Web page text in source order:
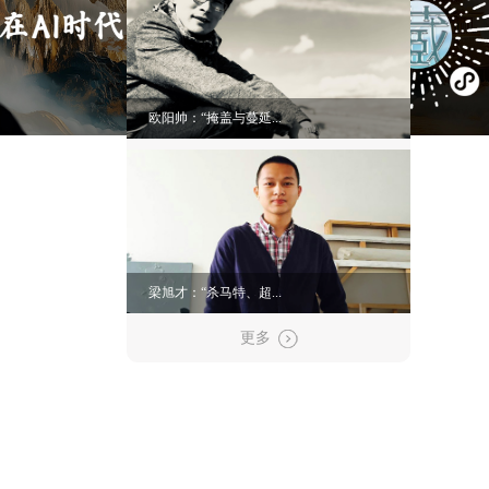
欧阳帅：“掩盖与蔓延...
梁旭才：“杀马特、超...
更多